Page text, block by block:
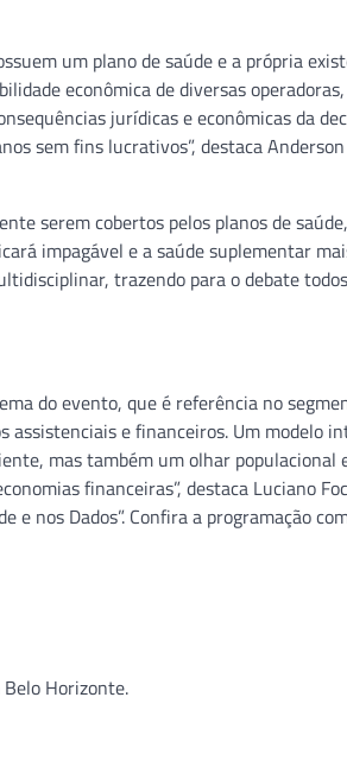
um plano de saúde e a própria
econômica de diversas
jurídicas e econômicas da
sem fins lucrativos”, destaca
serem cobertos pelos planos de
impagável e a saúde suplementar
trazendo para o debate
do evento, que é referência no
assistenciais e financeiros. Um modelo
mas também um olhar populacional
financeiras”, destaca Luciano
e nos Dados”. Confira a programação
Horizonte.